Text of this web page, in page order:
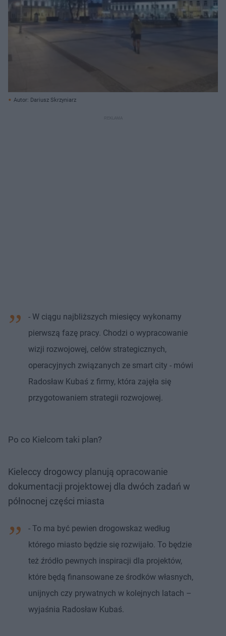
Autor: Dariusz Skrzyniarz
- W ciągu najbliższych miesięcy wykonamy
pierwszą fazę pracy. Chodzi o wypracowanie
wizji rozwojowej, celów strategicznych,
operacyjnych związanych ze smart city - mówi
Radosław Kubaś z firmy, która zajęła się
przygotowaniem strategii rozwojowej.
Po co Kielcom taki plan?
Kieleccy drogowcy planują opracowanie
dokumentacji projektowej dla dwóch zadań w
północnej części miasta
- To ma być pewien drogowskaz według
którego miasto będzie się rozwijało. To będzie
też źródło pewnych inspiracji dla projektów,
które będą finansowane ze środków własnych,
unijnych czy prywatnych w kolejnych latach –
wyjaśnia Radosław Kubaś.